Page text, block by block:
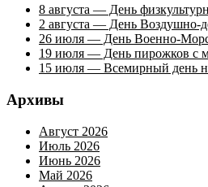
8 августа — День
2 августа — День Воздушно-
26 июля — День Военно-
19 июля — День пирожков с
15 июля — Всемирный день
Архивы
Август 2026
Июль 2026
Июнь 2026
Май 2026